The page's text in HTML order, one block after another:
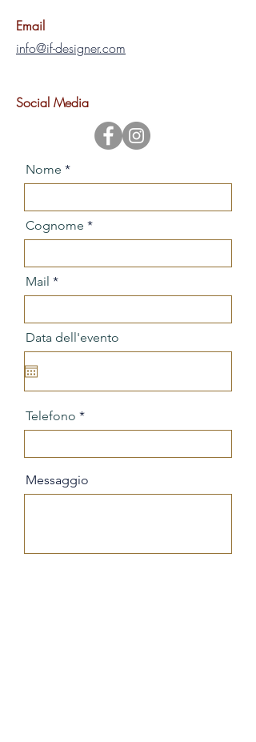
Email
info@if-designer.com
Social Media
Nome
Cognome
Mail
Data dell'evento
Telefono
Messaggio